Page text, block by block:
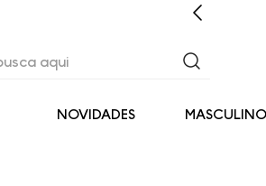
NOVIDADES MASCULINO